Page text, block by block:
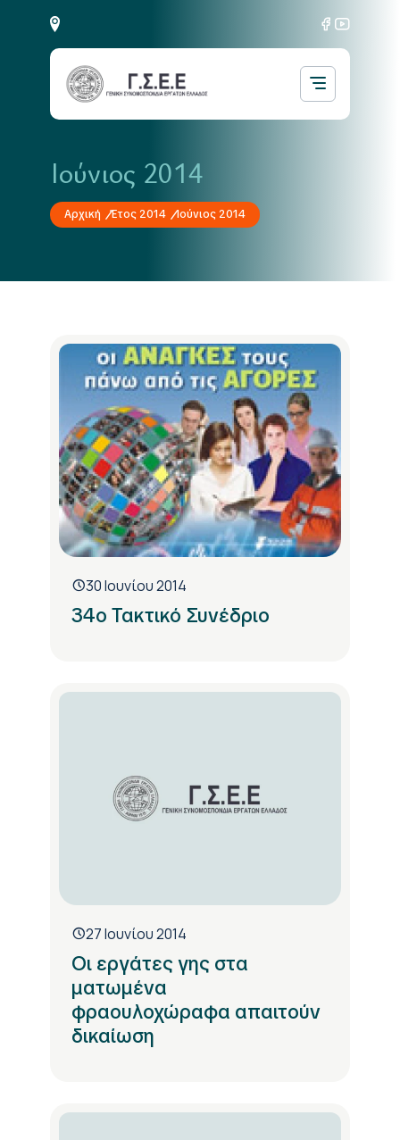
Ιούνιος 2014
Αρχική Έτος 2014 Ιούνιος 2014
30 Ιουνίου 2014
34ο Τακτικό Συνέδριο
27 Ιουνίου 2014
Οι εργάτες γης στα
ματωμένα
φραουλοχώραφα απαιτούν
δικαίωση